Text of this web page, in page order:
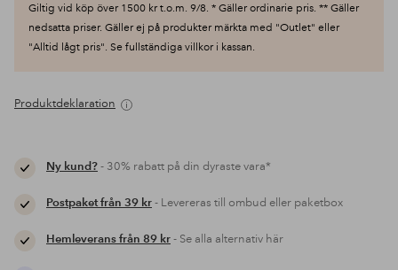
Giltig vid köp över 1500 kr t.o.m. 9/8. * Gäller ordinarie pris. ** Gäller
nedsatta priser. Gäller ej på produkter märkta med "Outlet" eller
"Alltid lågt pris". Se fullständiga villkor i kassan.
Produktdeklaration
Ny kund?- 30% rabatt på din dyraste vara*
Postpaket från 39 kr- Levereras till ombud eller paketbox
Hemleverans från 89 kr- Se alla alternativ här